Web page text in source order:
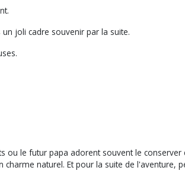
joli cadre souvenir par la suite.
ou le futur papa adorent souvent le
naturel. Et pour la suite de l'aventure,